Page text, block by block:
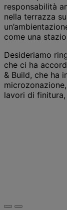
responsabilità
nella terrazza
come una
Desideriamo
che ci ha
& Build, che ha
lavori di